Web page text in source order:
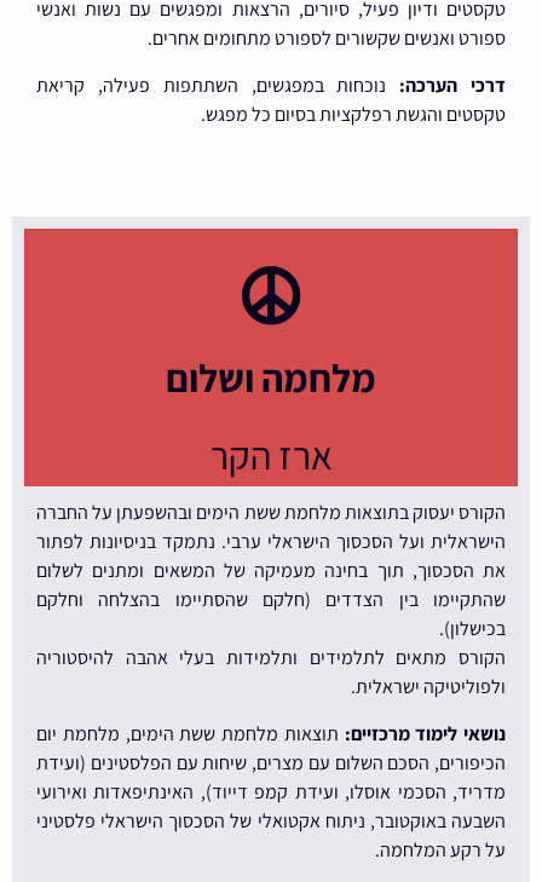
טקסטים ודיון פעיל, סיורים, הרצאות ומפגשים עם נשות ואנשי
ספורט ואנשים שקשורים לספורט מתחומים אחרים.
דרכי הערכה:
נוכחות במפגשים, השתתפות פעילה, קריאת
טקסטים והגשת רפלקציות בסיום כל מפגש.
מלחמה ושלום
ארז הקר
הקורס יעסוק בתוצאות מלחמת ששת הימים ובהשפעתן על החברה
הישראלית ועל הסכסוך הישראלי ערבי. נתמקד בניסיונות לפתור
את הסכסוך, תוך בחינה מעמיקה של המשאים ומתנים לשלום
שהתקיימו בין הצדדים (חלקם שהסתיימו בהצלחה וחלקם
בכישלון).
הקורס מתאים לתלמידים ותלמידות בעלי אהבה להיסטוריה
ולפוליטיקה ישראלית.
נושאי לימוד מרכזיים: תוצאות מלחמת ששת הימים, מלחמת יום
הכיפורים, הסכם השלום עם מצרים, שיחות עם הפלסטינים (ועידת
מדריד, הסכמי אוסלו, ועידת קמפ דייוד), האינתיפאדות ואירועי
השבעה באוקטובר, ניתוח אקטואלי של הסכסוך הישראלי פלסטיני
על רקע המלחמה.